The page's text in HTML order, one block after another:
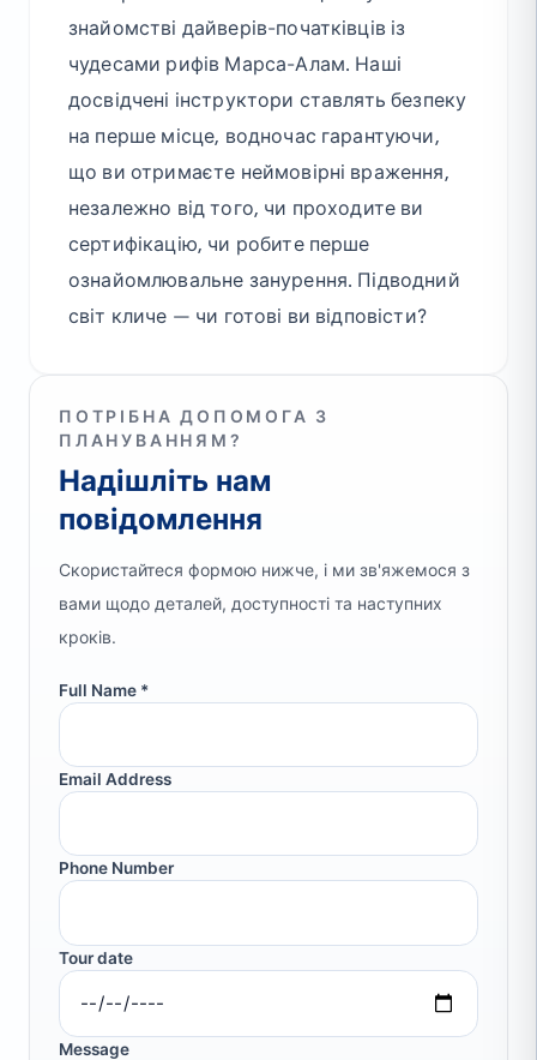
знайомстві дайверів-початківців із
чудесами рифів Марса-Алам. Наші
досвідчені інструктори ставлять безпеку
на перше місце, водночас гарантуючи,
що ви отримаєте неймовірні враження,
незалежно від того, чи проходите ви
сертифікацію, чи робите перше
ознайомлювальне занурення. Підводний
світ кличе — чи готові ви відповісти?
ПОТРІБНА ДОПОМОГА З
ПЛАНУВАННЯМ?
Надішліть нам
повідомлення
Скористайтеся формою нижче, і ми зв'яжемося з
вами щодо деталей, доступності та наступних
кроків.
Full Name *
Email Address
Phone Number
Tour date
Message